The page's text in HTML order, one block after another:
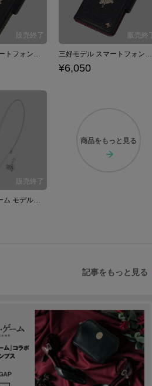
神永モデル スマートフォンケース iPhone6/6s/7/8対応 ジョーカー・ゲーム 三好モデル スマートフォンケース iPhone6/6s/7/8対応 ジョーカー・ゲーム
¥6,050
ジョーカー・ゲーム モデル チャームセット 結城中佐、佐久間中尉、三好(Aセット)
商品を もっと見る
記事をもっと見る